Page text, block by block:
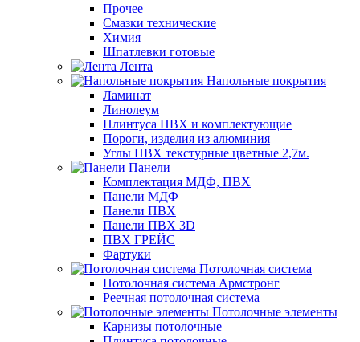
Прочее
Смазки технические
Химия
Шпатлевки готовые
Лента
Напольные покрытия
Ламинат
Линолеум
Плинтуса ПВХ и комплектующие
Пороги, изделия из алюминия
Углы ПВХ текстурные цветные 2,7м.
Панели
Комплектация МДФ, ПВХ
Панели МДФ
Панели ПВХ
Панели ПВХ 3D
ПВХ ГРЕЙС
Фартуки
Потолочная система
Потолочная система Армстронг
Реечная потолочная система
Потолочные элементы
Карнизы потолочные